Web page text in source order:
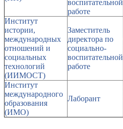
воспитательной
работе
Институт
истории,
международных
отношений и
социальных
технологий
(ИИМОСТ)
Заместитель
директора по
социально-
воспитательной
работе
Институт
международного
образования
(ИМО)
Лаборант